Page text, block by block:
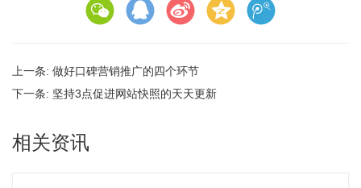
上一条: 做好口碑营销推广的四个环节
下一条: 坚持3点促进网站快照的天天更新
相关资讯